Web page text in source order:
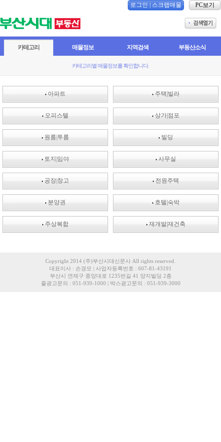
로그인 스크랩매물 PC보기
카테고리 매물정보 지역검색 부동산소식
카테고리별 매물정보를 확인합니다.
아파트 주택|빌라
오피스텔 상가|점포
원룸|투룸 빌딩
토지|임야 사무실
공장|창고 전원주택
분양권 호텔|숙박
주상복합 재개발|재건축
Copyright 2014 (주)부산시대신문사 All rights reserved.
대표이사 : 손경모 | 사업자등록번호 : 607-81-43191
부산시 연제구 중앙대로 1235번길 41 양지빌딩 2층
줄광고문의 : 051-939-1000 | 박스광고문의 : 051-939-3000